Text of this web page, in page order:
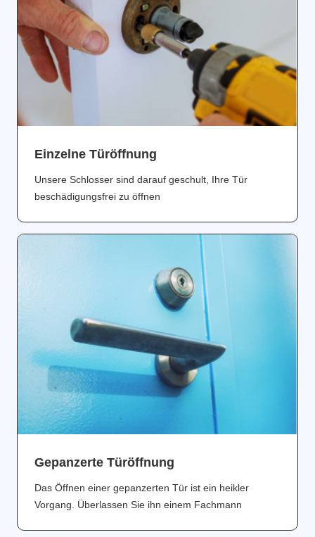
Einzelne Türöffnung
Unsere Schlosser sind darauf geschult, Ihre Tür
beschädigungsfrei zu öffnen
Gepanzerte Türöffnung
Das Öffnen einer gepanzerten Tür ist ein heikler
Vorgang. Überlassen Sie ihn einem Fachmann